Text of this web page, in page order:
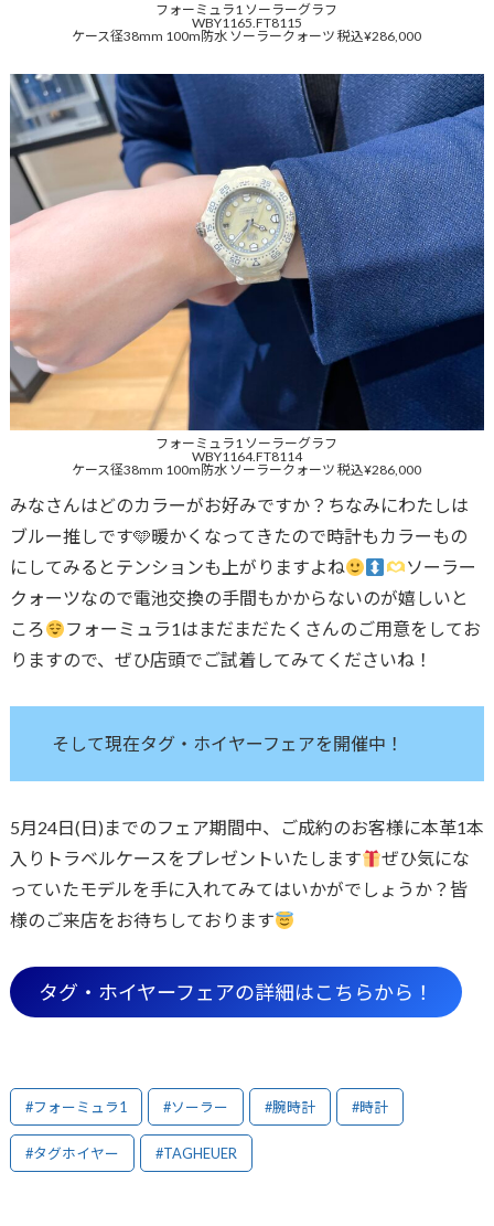
フォーミュラ1 ソーラーグラフ
WBY1165.FT8115
ケース径38mm 100m防水 ソーラークォーツ 税込¥286,000
フォーミュラ1 ソーラーグラフ
WBY1164.FT8114
ケース径38mm 100m防水 ソーラークォーツ 税込¥286,000
みなさんはどのカラーがお好みですか？ちなみにわたしは
ブルー推しです🩵暖かくなってきたので時計もカラーもの
にしてみるとテンションも上がりますよね
ソーラー
クォーツなので電池交換の手間もかからないのが嬉しいと
ころ
フォーミュラ1はまだまだたくさんのご用意をしてお
りますので、ぜひ店頭でご試着してみてくださいね！
そして現在タグ・ホイヤーフェアを開催中！
5月24日(日)までのフェア期間中、ご成約のお客様に本革1本
入りトラベルケースをプレゼントいたします
ぜひ気にな
っていたモデルを手に入れてみてはいかがでしょうか？皆
様のご来店をお待ちしております
タグ・ホイヤーフェアの詳細はこちらから！
#フォーミュラ1 #ソーラー #腕時計 #時計
#タグホイヤー #TAGHEUER